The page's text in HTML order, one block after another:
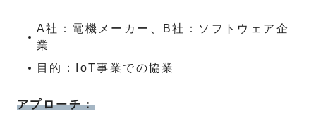
A社：電機メーカー、B社：ソフトウェア企
業
目的：IoT事業での協業
アプローチ：